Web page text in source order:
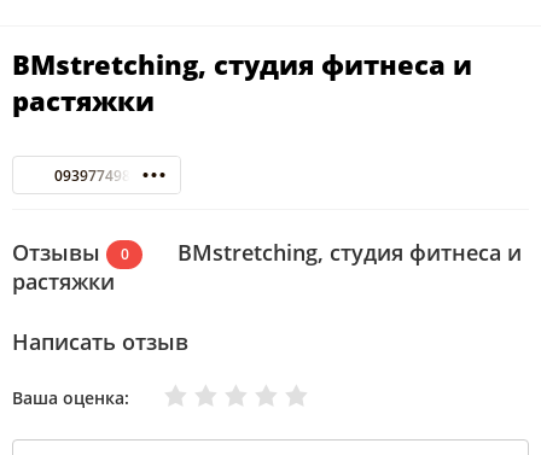
BMstretching, студия фитнеса и
растяжки
0939774988
Отзывы 0
BMstretching, студия фитнеса и
растяжки
Написать отзыв
Ваша оценка: Отлично
Хорошо
Нормально
Плохо
Очень плохо